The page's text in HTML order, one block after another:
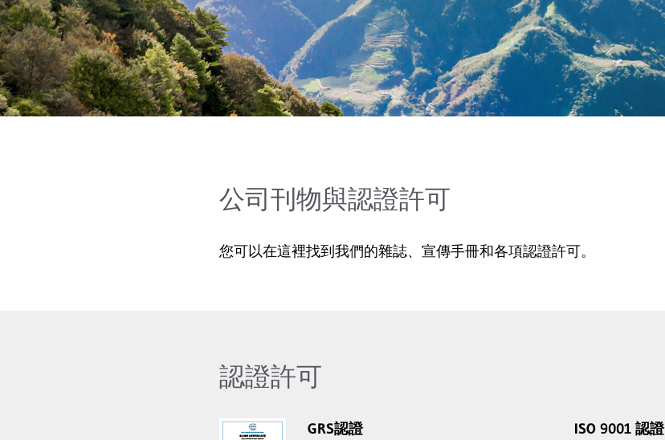
公司刊物與認證許可
您可以在這裡找到我們的雜誌、宣傳手冊和各項認證許可。
認證許可
GRS認證
ISO 9001 認證